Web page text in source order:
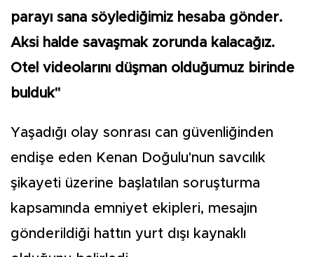
parayı sana söylediğimiz hesaba gönder.
Aksi halde savaşmak zorunda kalacağız.
Otel videolarını düşman olduğumuz birinde
bulduk"
Yaşadığı olay sonrası can güvenliğinden
endişe eden Kenan Doğulu'nun savcılık
şikayeti üzerine başlatılan soruşturma
kapsamında emniyet ekipleri, mesajın
gönderildiği hattın yurt dışı kaynaklı